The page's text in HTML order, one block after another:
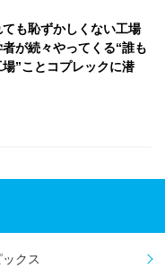
も恥ずかしくない工場
が続々やってくる“誰も
”ことコプレックに潜
ックス